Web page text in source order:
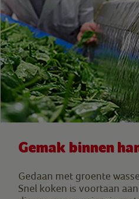
Gemak binnen
Gedaan met groente
Snel koken is voortaan